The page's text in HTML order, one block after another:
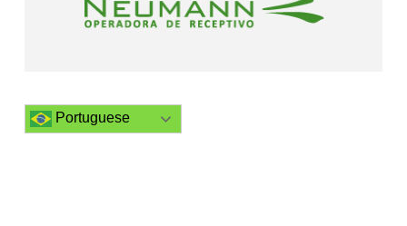
Portuguese